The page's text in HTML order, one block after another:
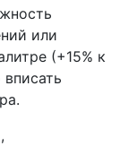
или
(+15% к